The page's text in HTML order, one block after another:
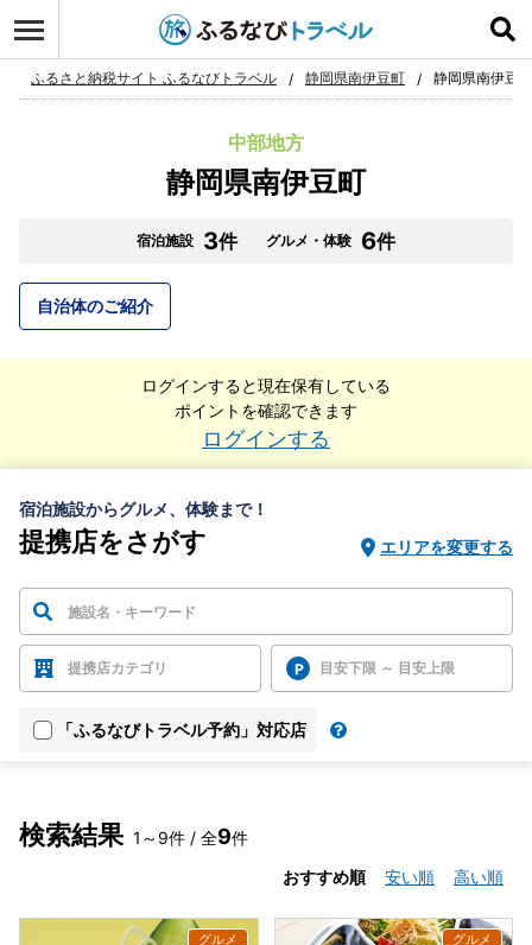
ふるさと納税サイト ふるなびトラベル 静岡県南伊豆町 静岡県南伊豆
中部地方
静岡県南伊豆町
宿泊施設 3件 グルメ・体験 6件
自治体のご紹介
ログインすると現在保有している
ポイントを確認できます
ログインする
宿泊施設からグルメ、体験まで！
提携店をさがす エリアを変更する
提携店カテゴリ 目安下限 ～ 目安上限
「ふるなびトラベル予約」対応店
検索結果 1～9件 / 全9件
おすすめ順
安い順 高い順